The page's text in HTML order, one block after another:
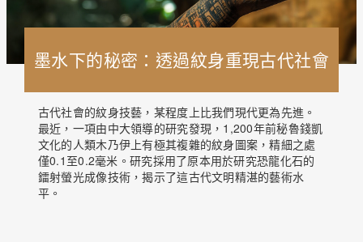
墨水下的秘密：透過紋身重現古代社會
古代社會的紋身技藝，某程度上比我們現代更為先進。
最近，一項由中大領導的研究發現，1,200年前秘魯錢凱
文化的人類木乃伊上有極其複雜的紋身圖案，精細之處
僅0.1至0.2毫米。研究採用了原本用於研究恐龍化石的
鐳射螢光成像技術，揭示了這古代文明精湛的藝術水
平。